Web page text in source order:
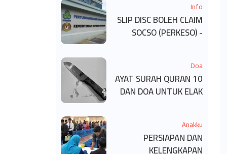
Info
SLIP DISC BOLEH CLAIM
SOCSO (PERKESO) -
Doa
10 AYAT SURAH QURAN
DAN DOA UNTUK ELAK
Anakku
PERSIAPAN DAN
KELENGKAPAN